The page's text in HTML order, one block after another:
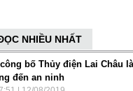
NHIỀU NHẤT
công bố Thủy điện Lai Châu
đến an ninh